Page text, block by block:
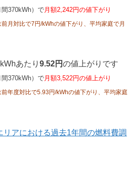
370kWh）で 月額2,242円の値下がり
月対比で7円/kWhの値下がり、平均家庭で月
あたり9.52円の値上がりです
370kWh）で月額3,522円の値上がり
年度対比で5.93円/kWhの値下がり、平均家庭
リアにおける過去1年間の燃料費調